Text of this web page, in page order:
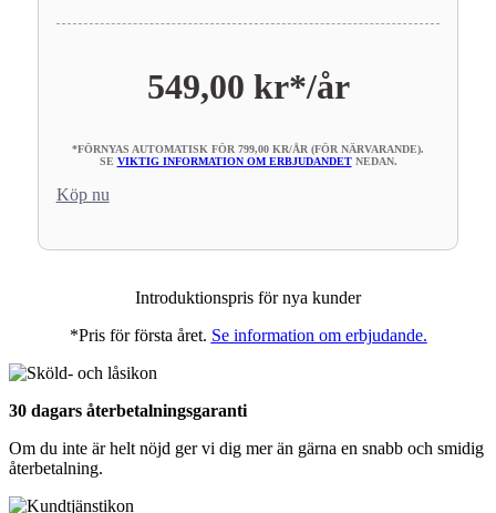
549,00 kr*/år
*FÖRNYAS AUTOMATISK FÖR 799,00 KR/ÅR (FÖR NÄRVARANDE).
SE VIKTIG INFORMATION OM ERBJUDANDETNEDAN.
Köp nu
Introduktionspris för nya kunder
*Pris för första året. Se information om erbjudande.
30 dagars återbetalningsgaranti
Om du inte är helt nöjd ger vi dig mer än gärna en snabb och smidig
återbetalning.